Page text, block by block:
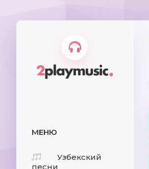
МЕНЮ
Узбекский
песни